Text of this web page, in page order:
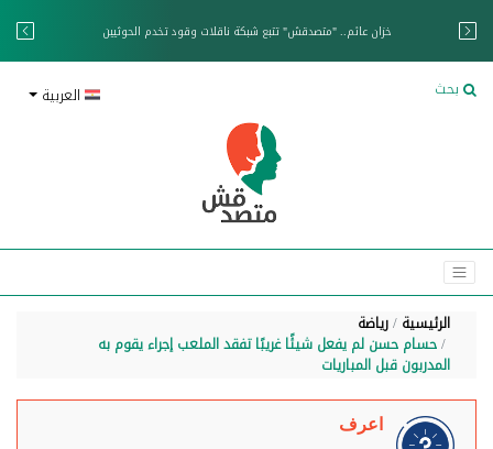
خزان عائم.. "متصدقش" تتبع شبكة ناقلات وقود تخدم الحوثيين
بحث العربية
الرئيسية رياضة
حسام حسن لم يفعل شيئًا غريبًا تفقد الملعب إجراء يقوم به
المدربون قبل المباريات
اعرف